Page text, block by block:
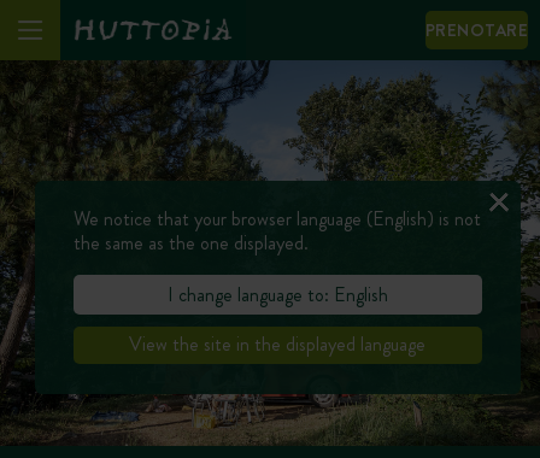
PRENOTARE
We notice that your browser language (English) is not
the same as the one displayed.
I change language to: English
View the site in the displayed language